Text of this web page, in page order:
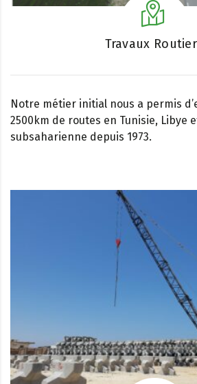
Travaux
Notre métier initial nous a permis
2500km de routes en Tunisie, Libye
subsaharienne depuis 1973.